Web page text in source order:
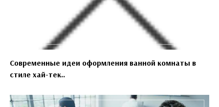
Современные идеи оформления ванной комнаты в
стиле хай-тек..